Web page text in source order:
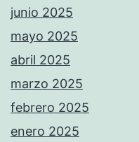
junio 2025
mayo 2025
abril 2025
marzo 2025
febrero 2025
enero 2025